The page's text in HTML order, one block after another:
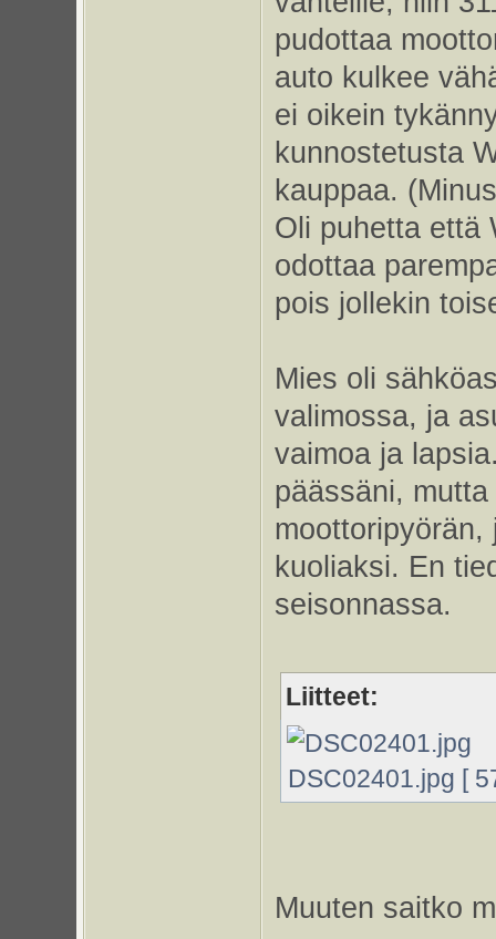
pudottaa
auto kulkee
ei oikein
kunnostetusta
kauppaa.
Oli puhetta että
odottaa
pois jollekin
Mies oli
valimossa, ja
vaimoa ja
päässäni,
kuoliaksi. En
seisonnassa.
Liitteet:
DSC02401.jpg [
Muuten saitko